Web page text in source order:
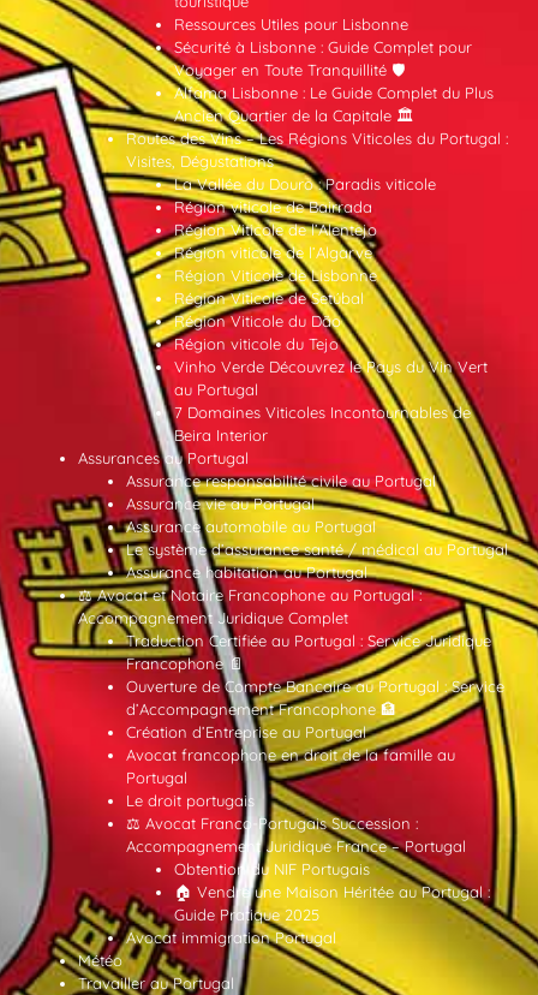
Ressources Utiles pour Lisbonne
Sécurité à Lisbonne : Guide Complet pour
Voyager en Toute Tranquillité 🛡️
Alfama Lisbonne : Le Guide Complet du Plus
Ancien Quartier de la Capitale 🏛️
Routes des Vins – Les Régions Viticoles du Portugal :
Visites, Dégustations
La Vallée du Douro : Paradis viticole
Région viticole de Bairrada
Région Viticole de l’Alentejo
Région viticole de l’Algarve
Région Viticole de Lisbonne
Région Viticole de Setúbal
Région Viticole du Dão
Région viticole du Tejo
Vinho Verde Découvrez le Pays du Vin Vert
au Portugal
7 Domaines Viticoles Incontournables de
Beira Interior
Assurances au Portugal
Assurance responsabilité civile au Portugal
Assurance vie au Portugal
Assurance automobile au Portugal
Le système d’assurance santé / médical au Portugal
Assurance habitation au Portugal
⚖️ Avocat et Notaire Francophone au Portugal :
Accompagnement Juridique Complet
Traduction Certifiée au Portugal : Service Juridique
Francophone 📄
Ouverture de Compte Bancaire au Portugal : Service
d’Accompagnement Francophone 🏦
Création d’Entreprise au Portugal
Avocat francophone en droit de la famille au
Portugal
Le droit portugais
⚖️ Avocat Franco-Portugais Succession :
Accompagnement Juridique France – Portugal
Obtention du NIF Portugais
🏠 Vendre une Maison Héritée au Portugal :
Guide Pratique 2025
Avocat immigration Portugal
Météo
Travailler au Portugal